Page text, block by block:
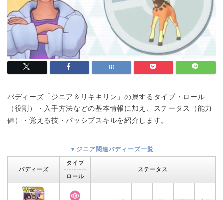
バディーズ「ジニア＆リキキリン」の属するタイプ・ロール
（役割）・入手方法などの基本情報に加え、ステータス（能力
値）・覚える技・パッシブスキルを紹介します。
▼ジニア関連バディーズ一覧
バディーズ
タイプ
ロール
ステータス